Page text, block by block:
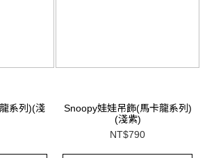
系列)(淺
Snoopy娃娃吊飾(馬卡龍系列)
(淺紫)
NT$790